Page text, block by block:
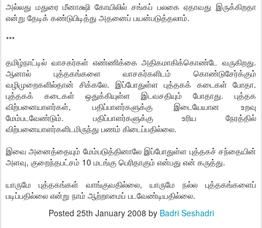
அல்லது மதுரை மீனாக்ஷி கோயிலில் சங்கப் பலகை ஏதாவது இருக்கிறதா
என்று தேடிக் கண்டுபிடித்து அதனைப் பயன்படுத்தலாம்.
***
தமிழ்நாட்டில் வாசகர்கள் எண்ணிக்கை அதிகமாகிக்கொண்டே வருகிறது.
ஆனால் புத்தகங்களை வாசகர்களிடம் கொண்டுசேர்க்கும்
வழிமுறைகளில்தான் சிக்கலே. இப்போதுள்ள புத்தகக் கடைகள் போதா.
புத்தகக் கடைகள் ஒதுக்கியுள்ள இடவசதியும் போதாது. புத்தக
விற்பனையாளர்கள், பதிப்பாளர்களுக்கு இடையேயான உறவு
மேம்படவேண்டும். பதிப்பாளர்களுக்கு உரிய நேரத்தில்
விற்பனையாளர்களிடமிருந்து பணம் கிடைப்பதில்லை.
இவை அனைத்தையும் மேம்படுத்தினாலே இப்போதுள்ள புத்தகச் சந்தையின்
அளவு, குறைந்தபட்சம் 10 மடங்கு பெரிதாகும் என்பது என் கருத்து.
யாருமே புத்தகங்கள் வாங்குவதில்லை, யாருமே நல்ல புத்தகங்களைப்
படிப்பதில்லை என்று நாம் ஆற்றாமைப் படவேண்டியதில்லை.
Posted 25th January 2008 by Badri Seshadri